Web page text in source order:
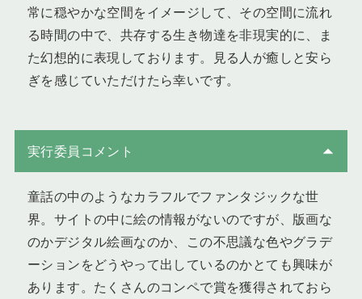
常に穏やかな空間をイメージして、その空間に流れ
る時間の中で、共存する生き物達を非現実的に、ま
た幻想的に表現しております。見る人が癒しと安ら
ぎを感じていただけたら幸いです。
実行委員コメント
童話の中のようなカラフルでファンタジックな世
界。サイトの中に絵の情報がないのですが、版画な
のかデジタル絵画なのか、この不思議な色やグラデ
ーションをどうやって出しているのかとても興味が
あります。たくさんのコンペで賞を獲得されておら